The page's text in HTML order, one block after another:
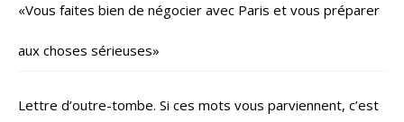
«Vous faites bien de négocier avec Paris et vous préparer
aux choses sérieuses»
Lettre d’outre-tombe. Si ces mots vous parviennent, c’est